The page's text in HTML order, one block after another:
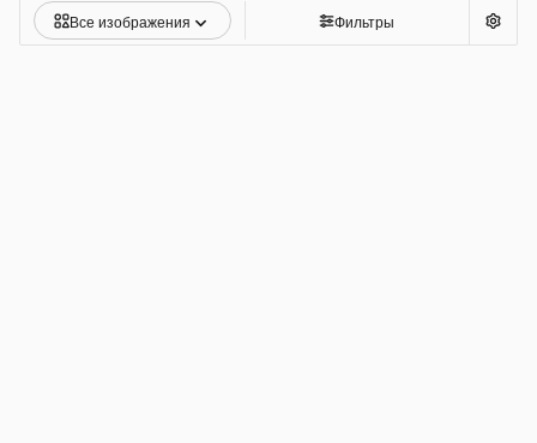
Все изображения Фильтры